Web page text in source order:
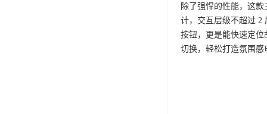
除了强悍的性能，这
计，交互层级不超过 2
按钮，更是能快速定
切换，轻松打造氛围